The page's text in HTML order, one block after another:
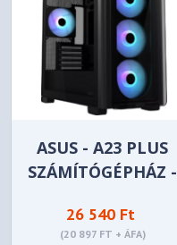
ASUS - A23 PLUS
SZÁMÍTÓGÉPHÁZ -
26 540 Ft
(20 897 FT + ÁFA)